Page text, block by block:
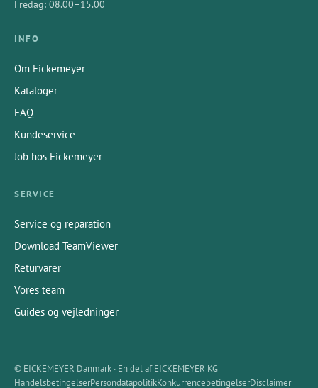
Fredag: 08.00–15.00
INFO
Om Eickemeyer
Kataloger
FAQ
Kundeservice
Job hos Eickemeyer
SERVICE
Service og reparation
Download TeamViewer
Returvarer
Vores team
Guides og vejledninger
© EICKEMEYER Danmark · En del af EICKEMEYER KG
HandelsbetingelserPersondatapolitikKonkurrencebetingelserDisclaimer